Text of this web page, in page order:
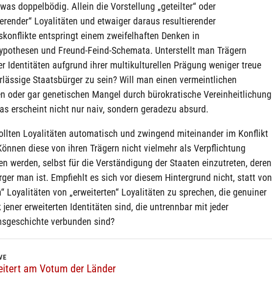
doppelbödig. Allein die Vorstellung „geteilter“ oder
Loyalitäten und etwaiger daraus resultierender
entspringt einem zweifelhaften Denken in
und Freund-Feind-Schemata. Unterstellt man Trägern
Identitäten aufgrund ihrer multikulturellen Prägung weniger treue
Staatsbürger zu sein? Will man einen vermeintlichen
oder gar genetischen Mangel durch bürokratische Vereinheitlichung
erscheint nicht nur naiv, sondern geradezu absurd.
Loyalitäten automatisch und zwingend miteinander im Konflikt
diese von ihren Trägern nicht vielmehr als Verpflichtung
werden, selbst für die Verständigung der Staaten einzutreten, deren
man ist. Empfiehlt es sich vor diesem Hintergrund nicht, statt von
Loyalitäten von „erweiterten“ Loyalitäten zu sprechen, die genuiner
jener erweiterten Identitäten sind, die untrennbar mit jeder
verbunden sind?
am Votum der Länder